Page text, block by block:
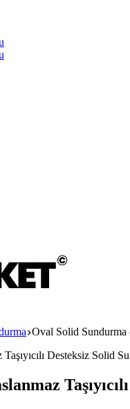
Oval Solid Sundurma